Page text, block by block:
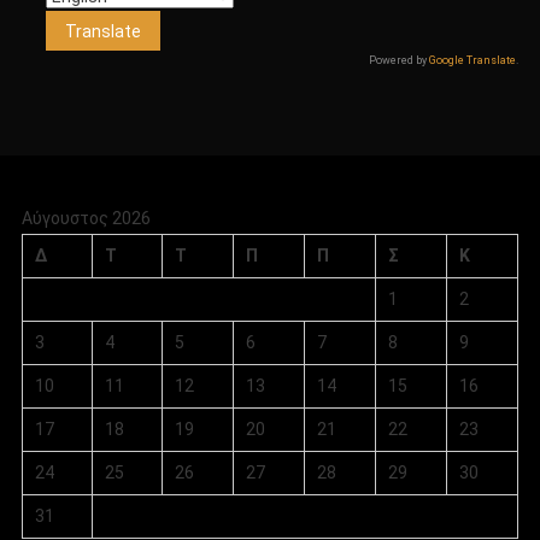
Powered byGoogle Translate .
Αύγουστος 2026
Δ
Τ Τ Π Π Σ Κ
1 2
3 4 5 6 7 8 9
10 11 12 13 14 15 16
17 18 19 20 21 22 23
24 25 26 27 28 29 30
31